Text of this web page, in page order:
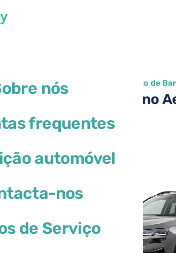
nós
frequentes
automóvel
nos
de Serviço
os carros disponíveis no Aeroporto de
de Skoda Karoq no